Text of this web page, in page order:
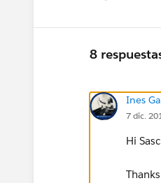
8
Ines
7 dic.
Hi